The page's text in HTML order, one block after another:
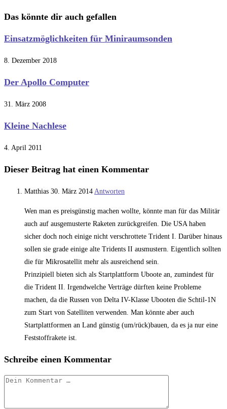
ansehen
Das könnte dir auch gefallen
Einsatzmöglichkeiten für Miniraumsonden
8. Dezember 2018
Der Apollo Computer
31. März 2008
Kleine Nachlese
4. April 2011
Dieser Beitrag hat einen Kommentar
Matthias 30. März 2014 Antworten
Wen man es preisgünstig machen wollte, könnte man für das Militär
auch auf ausgemusterte Raketen zurückgreifen. Die USA haben
sicher doch noch einige nicht verschrottete Trident I. Darüber hinaus
sollen sie grade einige alte Tridents II ausmustern. Eigentlich sollten
die für Mikrosatellit mehr als ausreichend sein.
Prinzipiell bieten sich als Startplattform Uboote an, zumindest für
die Trident II. Irgendwelche Verträge dürften keine Probleme
machen, da die Russen von Delta IV-Klasse Ubooten die Schtil-1N
zum Start von Satelliten verwenden. Man könnte aber auch
Startplattformen an Land günstig (um/rück)bauen, da es ja nur eine
Feststoffrakete ist.
Schreibe einen Kommentar
Kommentar